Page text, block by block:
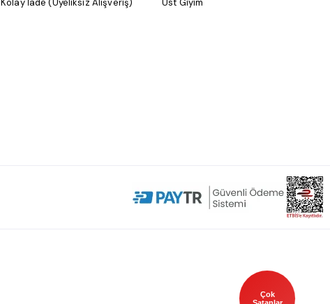
Kolay İade (Üyeliksiz Alışveriş)
Üst Giyim
Çok